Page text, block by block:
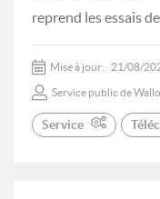
reprend les essais
Mise à jour: 21/08/
Service public de
Service